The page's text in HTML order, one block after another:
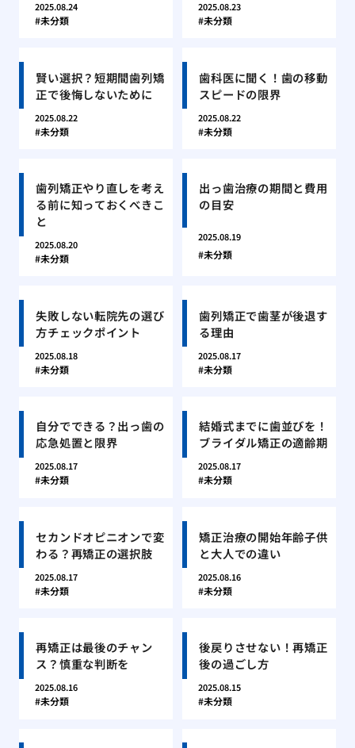
2025.08.24
未分類
2025.08.23
未分類
賢い選択？短期間歯列矯
正で後悔しないために
2025.08.22
未分類
歯科医に聞く！歯の移動
スピードの限界
2025.08.22
未分類
歯列矯正やり直しを考え
る前に知っておくべきこ
と
2025.08.20
未分類
出っ歯治療の期間と費用
の目安
2025.08.19
未分類
失敗しない転院先の選び
方チェックポイント
2025.08.18
未分類
歯列矯正で歯茎が後退す
る理由
2025.08.17
未分類
自分でできる？出っ歯の
応急処置と限界
2025.08.17
未分類
結婚式までに歯並びを！
ブライダル矯正の適齢期
2025.08.17
未分類
セカンドオピニオンで変
わる？再矯正の選択肢
2025.08.17
未分類
矯正治療の開始年齢子供
と大人での違い
2025.08.16
未分類
再矯正は最後のチャン
ス？慎重な判断を
2025.08.16
未分類
後戻りさせない！再矯正
後の過ごし方
2025.08.15
未分類